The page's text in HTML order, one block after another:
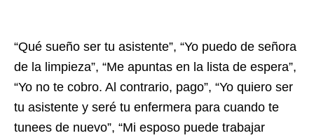
“Qué sueño ser tu asistente”, “Yo puedo de señora
de la limpieza”, “Me apuntas en la lista de espera”,
“Yo no te cobro. Al contrario, pago”, “Yo quiero ser
tu asistente y seré tu enfermera para cuando te
tunees de nuevo”, “Mi esposo puede trabajar